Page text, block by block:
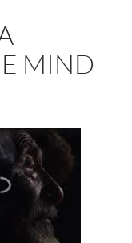
MIND